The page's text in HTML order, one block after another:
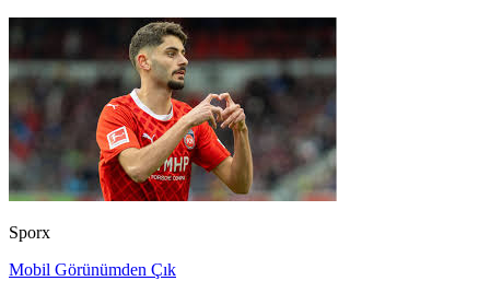
Sporx
Mobil Görünümden Çık